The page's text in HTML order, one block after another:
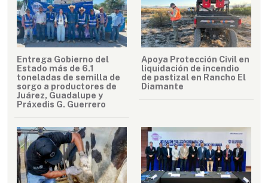
Entrega Gobierno del
Estado más de 6.1
toneladas de semilla de
sorgo a productores de
Juárez, Guadalupe y
Práxedis G. Guerrero
Apoya Protección Civil en
liquidación de incendio
de pastizal en Rancho El
Diamante